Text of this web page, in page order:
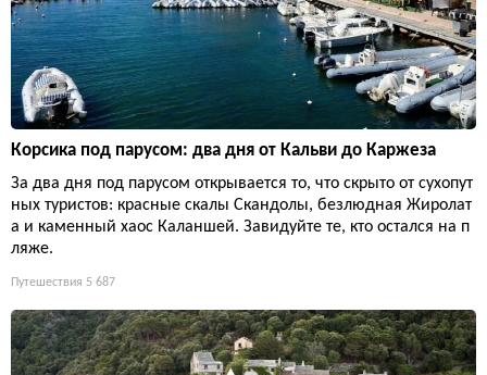
Корсика под парусом: два дня от Кальви до Каржеза
За два дня под парусом открывается то, что скрыто от сухопут
ных туристов: красные скалы Скандолы, безлюдная Жиролат
а и каменный хаос Каланшей. Завидуйте те, кто остался на п
ляже.
Путешествия 5 687